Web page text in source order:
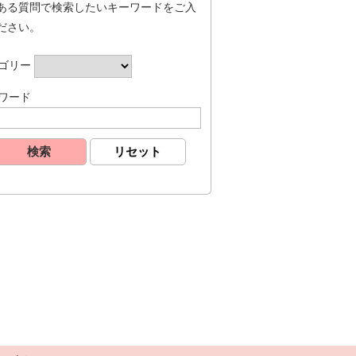
る質問で検索したいキーワードをご入
さい。
リー
ード